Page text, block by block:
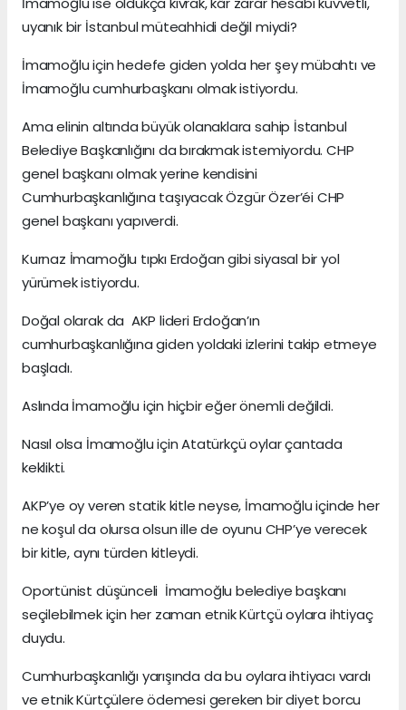
uyanık bir İstanbul müteahhidi değil miydi?
İmamoğlu için hedefe giden yolda her şey mübahtı ve
İmamoğlu cumhurbaşkanı olmak istiyordu.
Ama elinin altında büyük olanaklara sahip İstanbul
Belediye Başkanlığını da bırakmak istemiyordu. CHP
genel başkanı olmak yerine kendisini
Cumhurbaşkanlığına taşıyacak Özgür Özer’éi CHP
genel başkanı yapıverdi.
Kurnaz İmamoğlu tıpkı Erdoğan gibi siyasal bir yol
yürümek istiyordu.
Doğal olarak da AKP lideri Erdoğan’ın
cumhurbaşkanlığına giden yoldaki izlerini takip etmeye
başladı.
Aslında İmamoğlu için hiçbir eğer önemli değildi.
Nasıl olsa İmamoğlu için Atatürkçü oylar çantada
keklikti.
AKP’ye oy veren statik kitle neyse, İmamoğlu içinde her
ne koşul da olursa olsun ille de oyunu CHP’ye verecek
bir kitle, aynı türden kitleydi.
Oportünist düşünceli İmamoğlu belediye başkanı
seçilebilmek için her zaman etnik Kürtçü oylara ihtiyaç
duydu.
Cumhurbaşkanlığı yarışında da bu oylara ihtiyacı vardı
ve etnik Kürtçülere ödemesi gereken bir diyet borcu